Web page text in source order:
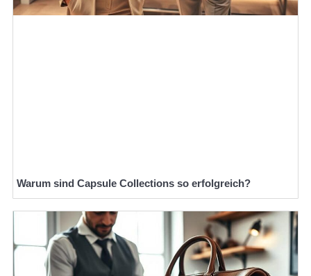
Warum sind Capsule Collections so erfolgreich?